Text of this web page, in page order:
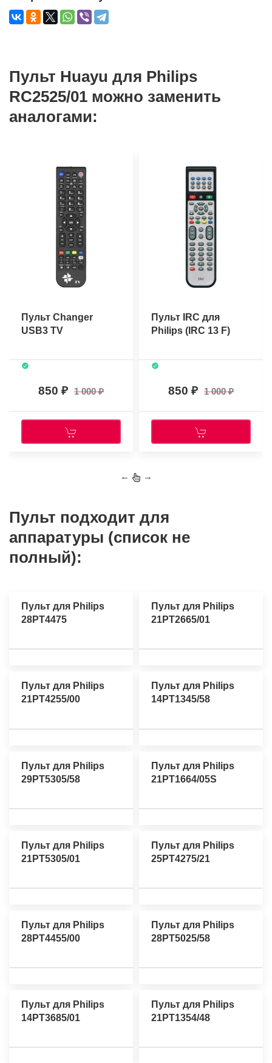
Пульт Huayu для Philips
RC2525/01 можно заменить
аналогами:
Пульт Changer
USB3 TV
850 1 000
Пульт IRC для
Philips (IRC 13 F)
850 1 000
← →
Пульт подходит для
аппаратуры (список не
полный):
Пульт для Philips
28PT4475
Пульт для Philips
21PT2665/01
Пульт для Philips
21PT4255/00
Пульт для Philips
14PT1345/58
Пульт для Philips
29PT5305/58
Пульт для Philips
21PT1664/05S
Пульт для Philips
21PT5305/01
Пульт для Philips
25PT4275/21
Пульт для Philips
28PT4455/00
Пульт для Philips
28PT5025/58
Пульт для Philips
14PT3685/01
Пульт для Philips
21PT1354/48